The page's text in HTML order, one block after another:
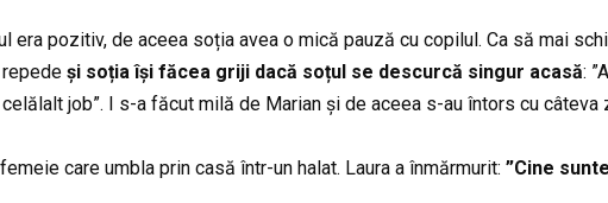
era pozitiv, de aceea soția avea o mică pauză cu copilul. Ca să mai
și soția își făcea griji dacă soțul se descurcă singur acasă:
job”. I s-a făcut milă de Marian și de aceea s-au întors cu câteva
care umbla prin casă într-un halat. Laura a înmărmurit: ”Cine